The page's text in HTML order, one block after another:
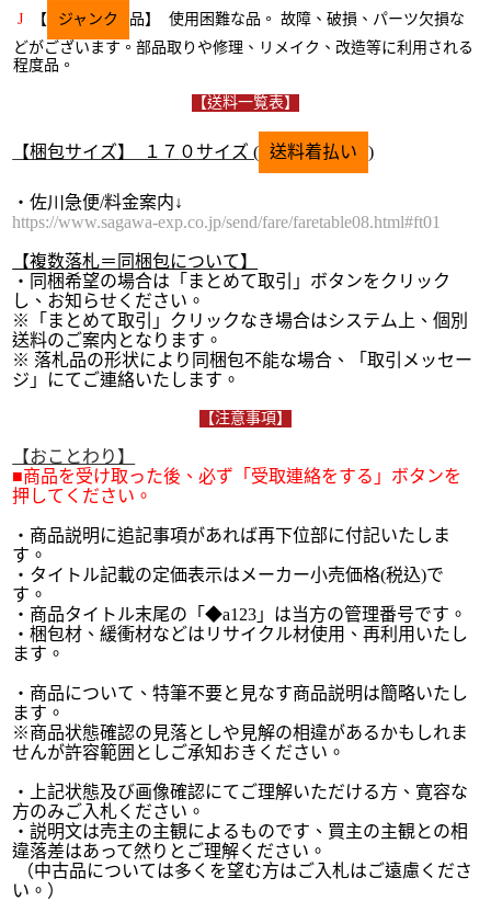
J
【 ジャンク
品】 使用困難な品。 故障、破損、パーツ欠損な
どがございます。 部品取りや修理、リメイク、改造等に利用される
程度品。
【送料一覧表】
【梱包サイズ】 １７ ０ サイズ ( 送料着払い )
・佐川急便/料金案内↓
https://www.sagawa-exp.co.jp/send/fare/faretable08.html#ft01
【複数落札＝同梱包について】
・同梱希望の場合は「まとめて取引」ボタンをクリック
し、お知らせください。
※「まとめて取引」クリックなき場合はシステム上、個別
送料のご案内となります。
※ 落札品の形状により同梱包不能な場合、「取引メッセー
ジ」にてご連絡いたします。
【注意事項】
【おことわり】
■商品を受け取った後、必ず「受取連絡をする」ボタンを
押してください。
・ 商品説明に追記事項があれば再下位部に付記いたしま
す。
・タイトル記載の定価表示はメーカー小売価格(税込)で
す。
・商品タイトル末尾の「◆a123」は当方の管理番号です。
・梱包材、緩衝材などはリサイクル材使用、再利用いたし
ます。
・商品について、特筆不要と見なす商品説明は簡略いたし
ます。
※商品状態確認の見落としや見解の相違があるかもしれま
せんが許容範囲としご承知おきください。
・上記状態及び画像確認にてご理解いただける方、寛容な
方のみご入札ください。
・説明文は売主の主観によるものです、買主の主観との相
違落差はあって然りとご理解ください。
（中古品については多くを望む方はご入札はご遠慮くださ
い。）